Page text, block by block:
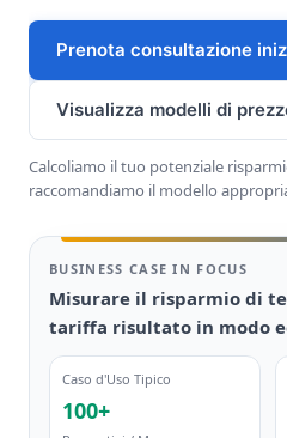
Prenota consultazione
Visualizza modelli di
Calcoliamo il tuo potenziale
raccomandiamo il modello
BUSINESS CASE IN FOCUS
Misurare il risparmio di
tariffa risultato in modo
Caso d'Uso Tipico
100+